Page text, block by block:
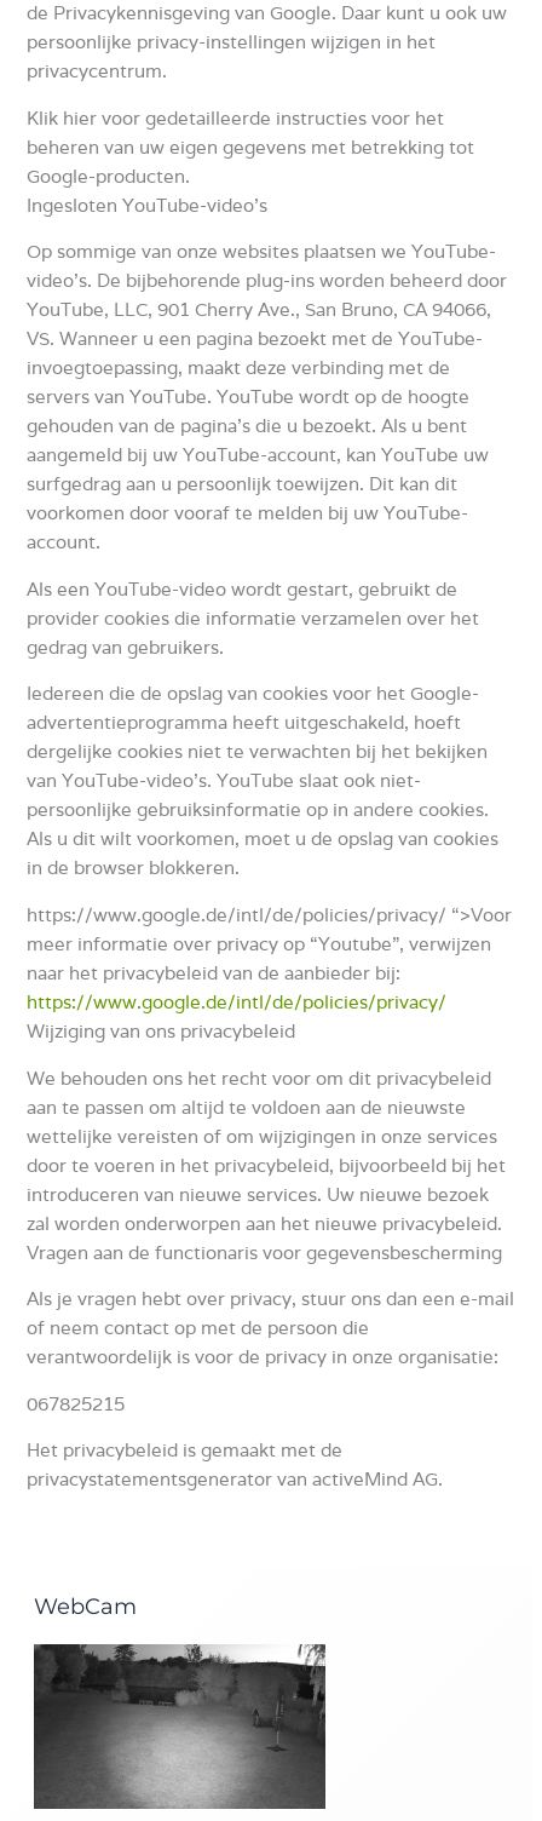
de Privacykennisgeving van Google. Daar kunt u ook uw
persoonlijke privacy-instellingen wijzigen in het
privacycentrum.
Klik hier voor gedetailleerde instructies voor het
beheren van uw eigen gegevens met betrekking tot
Google-producten.
Ingesloten YouTube-video’s
Op sommige van onze websites plaatsen we YouTube-
video’s. De bijbehorende plug-ins worden beheerd door
YouTube, LLC, 901 Cherry Ave., San Bruno, CA 94066,
VS.Wanneer u een pagina bezoekt met de YouTube-
invoegtoepassing, maakt deze verbinding met de
servers van YouTube.YouTube wordt op de hoogte
gehouden van de pagina’s die u bezoekt.Als u bent
aangemeld bij uw YouTube-account, kan YouTube uw
surfgedrag aan u persoonlijk toewijzen. Dit kan dit
voorkomen door vooraf te melden bij uw YouTube-
account.
Als een YouTube-video wordt gestart, gebruikt de
provider cookies die informatie verzamelen over het
gedrag van gebruikers.
Iedereen die de opslag van cookies voor het Google-
advertentieprogramma heeft uitgeschakeld, hoeft
dergelijke cookies niet te verwachten bij het bekijken
van YouTube-video’s.YouTube slaat ook niet-
persoonlijke gebruiksinformatie op in andere cookies.
Als u dit wilt voorkomen, moet u de opslag van cookies
in de browser blokkeren.
https://www.google.de/intl/de/policies/privacy/ “>Voor
meer informatie over privacy op “Youtube”, verwijzen
naar het privacybeleid van de aanbieder bij:
https://www.google.de/intl/de/policies/privacy/
Wijziging van ons privacybeleid
We behouden ons het recht voor om dit privacybeleid
aan te passen om altijd te voldoen aan de nieuwste
wettelijke vereisten of om wijzigingen in onze services
door te voeren in het privacybeleid, bijvoorbeeld bij het
introduceren van nieuwe services. Uw nieuwe bezoek
zal worden onderworpen aan het nieuwe privacybeleid.
Vragen aan de functionaris voor gegevensbescherming
Als je vragen hebt over privacy, stuur ons dan een e-mail
of neem contact op met de persoon die
verantwoordelijk is voor de privacy in onze organisatie:
067825215
Het privacybeleid is gemaakt met de
privacystatementsgenerator van activeMind AG.
WebCam